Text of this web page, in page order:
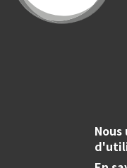
© Tisséo Collectivités